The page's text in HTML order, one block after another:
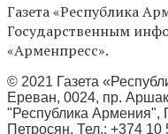
Газета «Республика
Государственным
«Арменпресс».
© 2021 Газета
Ереван, 0024, пр.
"Республика Армения",
Петросян, Тел.: +374 10